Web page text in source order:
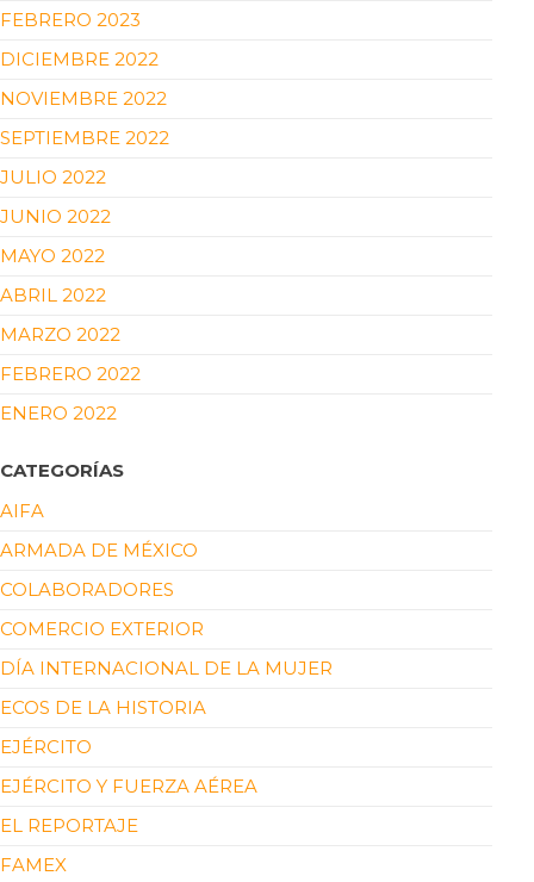
FEBRERO 2023
DICIEMBRE 2022
NOVIEMBRE 2022
SEPTIEMBRE 2022
JULIO 2022
JUNIO 2022
MAYO 2022
ABRIL 2022
MARZO 2022
FEBRERO 2022
ENERO 2022
CATEGORÍAS
AIFA
ARMADA DE MÉXICO
COLABORADORES
COMERCIO EXTERIOR
DÍA INTERNACIONAL DE LA MUJER
ECOS DE LA HISTORIA
EJÉRCITO
EJÉRCITO Y FUERZA AÉREA
EL REPORTAJE
FAMEX